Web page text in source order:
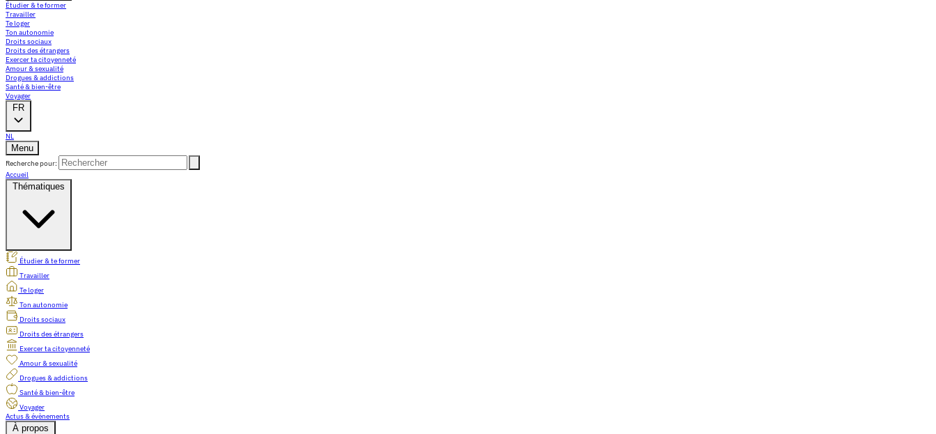
Étudier & te former
Travailler
Te loger
Ton autonomie
Droits sociaux
Droits des étrangers
Exercer ta citoyenneté
Amour & sexualité
Drogues & addictions
Santé & bien-être
Voyager
FR
NL
Menu
Recherche pour:
Accueil
Thématiques
Étudier & te former
Travailler
Te loger
Ton autonomie
Droits sociaux
Droits des étrangers
Exercer ta citoyenneté
Amour & sexualité
Drogues & addictions
Santé & bien-être
Voyager
Actus & évènements
À propos